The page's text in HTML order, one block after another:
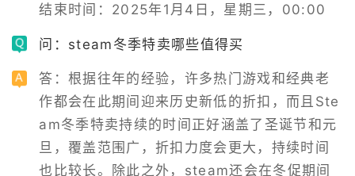
结束时间：2025年1月4日，星期三，00:00
问：steam冬季特卖哪些值得买
答：根据往年的经验，许多热门游戏和经典老
作都会在此期间迎来历史新低的折扣，而且Ste
am冬季特卖持续的时间正好涵盖了圣诞节和元
旦，覆盖范围广，折扣力度会更大，持续时间
也比较长。除此之外，steam还会在冬促期间